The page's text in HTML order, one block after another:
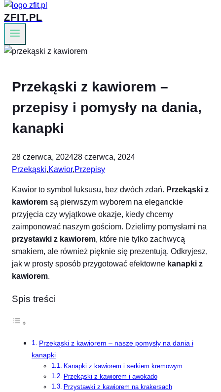
ZFIT.PL
Przekąski z kawiorem –
przepisy i pomysły na dania,
kanapki
28 czerwca, 202428 czerwca, 2024
Przekąski,Kawior,Przepisy
Kawior to symbol luksusu, bez dwóch zdań. Przekąski z
kawiorem są pierwszym wyborem na eleganckie
przyjęcia czy wyjątkowe okazje, kiedy chcemy
zaimponować naszym gościom. Dzielimy pomysłami na
przystawki z kawiorem, które nie tylko zachwycą
smakiem, ale również pięknie się prezentują. Odkryjesz,
jak w prosty sposób przygotować efektowne kanapki z
kawiorem.
Spis treści
Przekąski z kawiorem – nasze pomysły na dania i
kanapki
Kanapki z kawiorem i serkiem kremowym
Przekąski z kawiorem i awokado
Przystawki z kawiorem na krakersach